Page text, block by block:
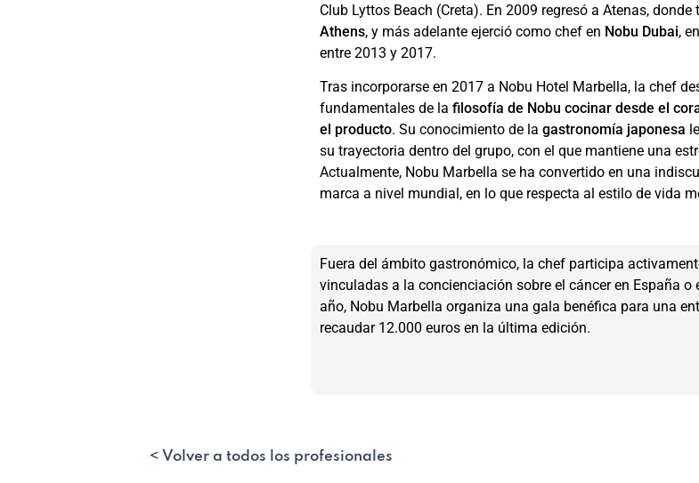
Club Lyttos Beach (Creta). En 2009 regresó a Atenas, donde
Athens, y más adelante ejerció como chef en Nobu Dubai,
entre 2013 y 2017.
Tras incorporarse en 2017 a Nobu Hotel Marbella, la chef
fundamentales de la filosofía de Nobu cocinar desde el
el producto. Su conocimiento de lagastronomía japonesa
su trayectoria dentro del grupo, con el que mantiene una
Actualmente, Nobu Marbella se ha convertido en una
marca a nivel mundial, en lo que respecta al estilo de vida
Fuera del ámbito gastronómico, la chef participa
vinculadas a la concienciación sobre el cáncer en España o
año, Nobu Marbella organiza una gala benéfica para una
recaudar 12.000 euros en la última edición.
< Volver a todos los profesionales